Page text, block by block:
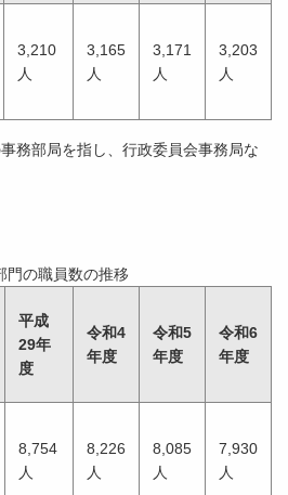
3,210
人
3,165
人
3,171
人
3,203
人
務部局を指し、行政委員会事務局な
門の職員数の推移
平成
29年
度
令和4
年度
令和5
年度
令和6
年度
8,754
人
8,226
人
8,085
人
7,930
人